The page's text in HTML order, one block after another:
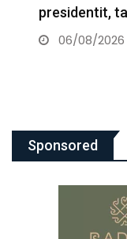
presidentit, tani
06/08/2026
Sponsored